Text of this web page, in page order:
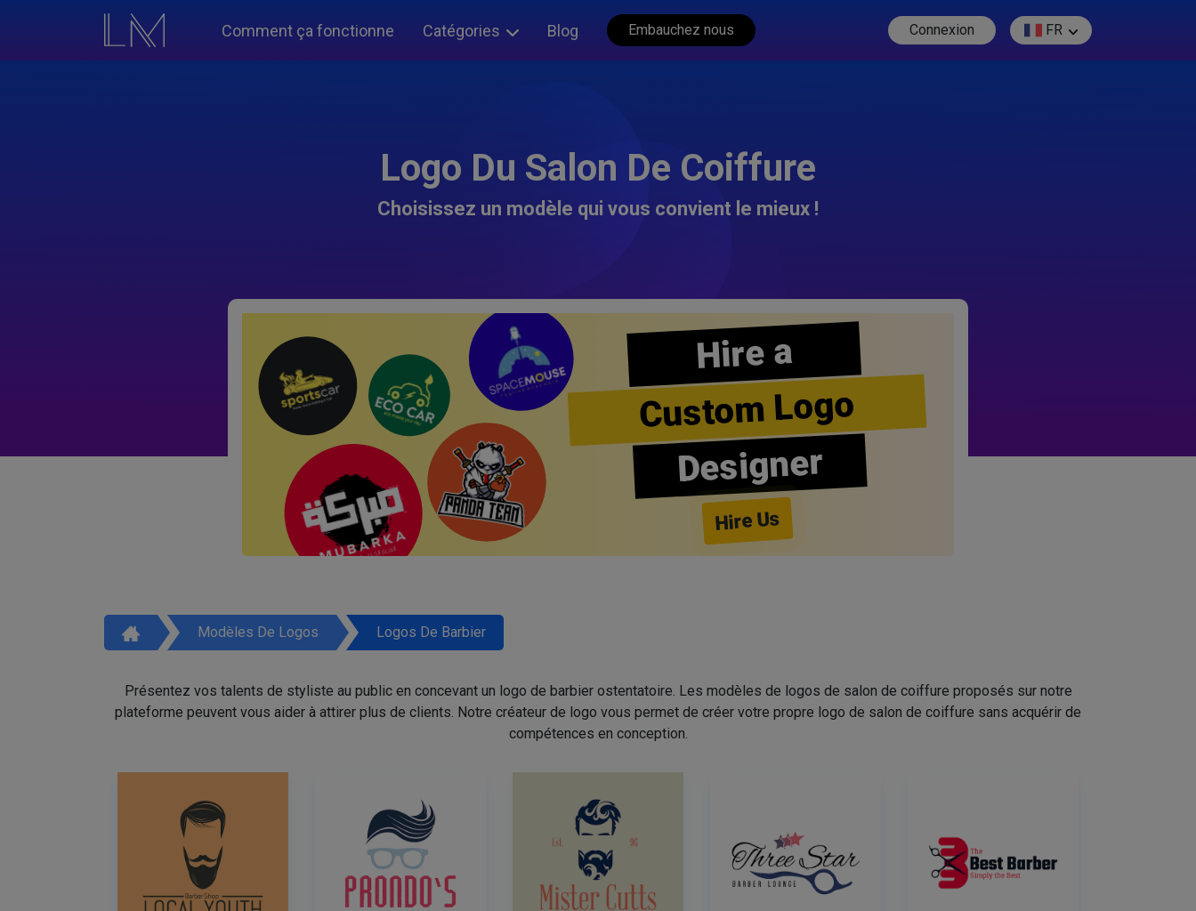
Comment ça fonctionne Catégories Blog Embauchez nous Connexion FR
Logo Du Salon De Coiffure
Choisissez un modèle qui vous convient le mieux !
Hire a
Custom Logo
Designer
Hire Us
Modèles De Logos Logos De Barbier
Présentez vos talents de styliste au public en concevant un logo de barbier ostentatoire. Les modèles de logos de salon de coiffure proposés sur notre
plateforme peuvent vous aider à attirer plus de clients. Notre créateur de logo vous permet de créer votre propre logo de salon de coiffure sans acquérir de
compétences en conception.